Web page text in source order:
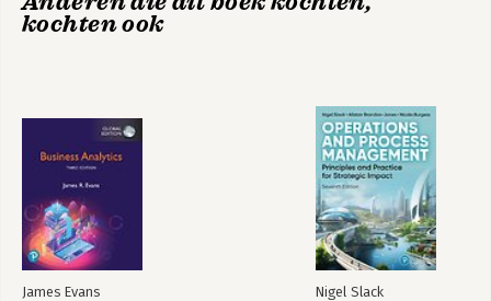
kochten ook
James Evans Nigel Slack